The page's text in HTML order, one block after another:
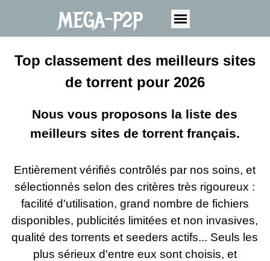
MEGA-P2P
Top classement des meilleurs sites
de torrent pour 2026
Nous vous proposons la liste des
meilleurs sites de torrent français.
Entièrement vérifiés contrôlés par nos soins, et
sélectionnés selon des critères très rigoureux :
facilité d'utilisation, grand nombre de fichiers
disponibles, publicités limitées et non invasives,
qualité des torrents et seeders actifs... Seuls les
plus sérieux d'entre eux sont choisis, et